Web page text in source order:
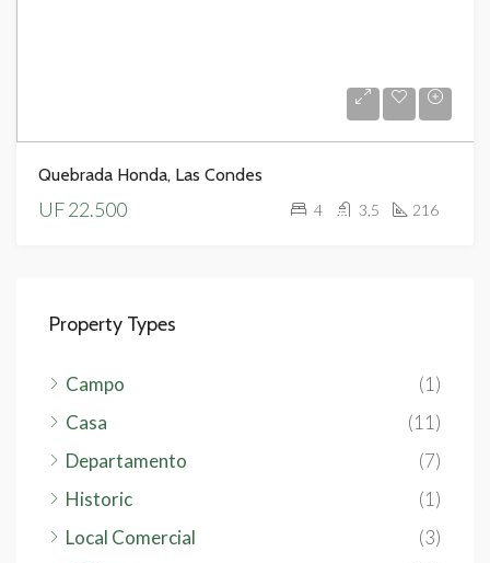
Quebrada Honda, Las Condes
UF 22.500 4 3,5 216
Property Types
Campo
(1)
Casa
(11)
Departamento
(7)
Historic
(1)
Local Comercial
(3)